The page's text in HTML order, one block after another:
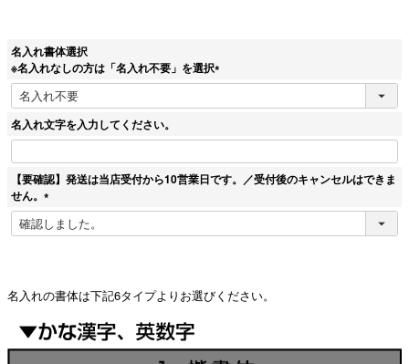
名入れ書体選択
※名入れなしの方は「名入れ不要」を選択
(
必
)
名入れ文字を入力してください。
【要確認】発送は当店受付から10営業日です。／受付後のキャンセルはできま
せん。
(
必
名入れの書体は下記6タイプよりお選びください。